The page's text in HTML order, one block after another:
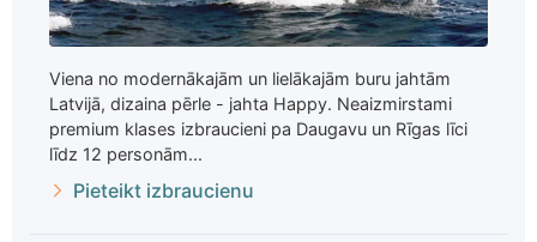
Viena no modernākajām un lielākajām buru jahtām
Latvijā, dizaina pērle - jahta Happy. Neaizmirstami
premium klases izbraucieni pa Daugavu un Rīgas līci
līdz 12 personām...
Pieteikt izbraucienu